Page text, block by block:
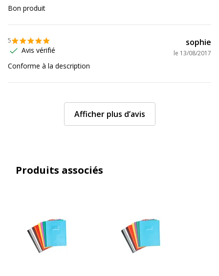
Bon produit
5
Avis vérifié
sophie
le 13/08/2017
Conforme à la description
Afficher plus d’avis
Produits associés